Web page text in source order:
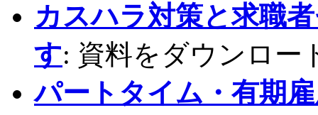
カスハラ対策と求職
す: 資料をダウンロー
パートタイム・有期